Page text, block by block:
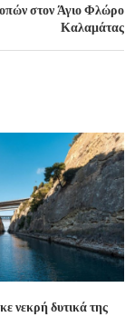
στον Άγιο Φλώρο
Καλαμάτας
νεκρή δυτικά της